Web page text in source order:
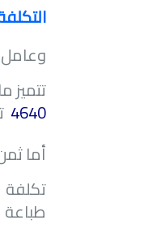
وعامل
تتميز
4640
أما
تكلفة